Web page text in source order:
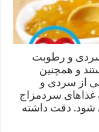
سردی و رطوبت
و همچنین
از سردی و
سردمزاج
دقت داشته